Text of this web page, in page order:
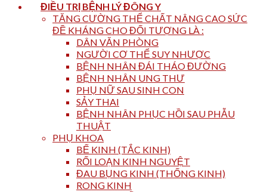
ĐIỀU TRỊ BỆNH LÝ ĐÔNG Y
TĂNG CƯỜNG THỂ CHẤT NÂNG CAO SỨC
ĐỀ KHÁNG CHO ĐỐI TƯỢNG LÀ :
DÂN VĂN PHÒNG
NGƯỜI CƠ THỂ SUY NHƯỢC
BỆNH NHÂN ĐÁI THÁO ĐƯỜNG
BỆNH NHÂN UNG THƯ
PHỤ NỮ SAU SINH CON
SẢY THAI
BỆNH NHÂN PHỤC HỒI SAU PHẪU
THUẬT
PHỤ KHOA
BẾ KINH (TẮC KINH)
RỐI LOẠN KINH NGUYỆT
ĐAU BỤNG KINH (THỐNG KINH)
RONG KINH